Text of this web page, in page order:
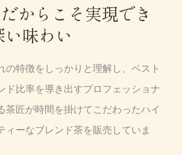
からこそ実現でき
い味わい
の特徴をしっかりと理解し、ベスト
ド比率を導き出すプロフェッショナ
茶匠が時間を掛けてこだわったハイ
ィーなブレンド茶を販売していま